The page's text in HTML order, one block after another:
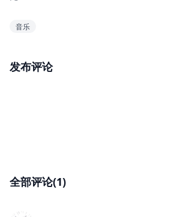
音乐
发布评论
全部评论(1)